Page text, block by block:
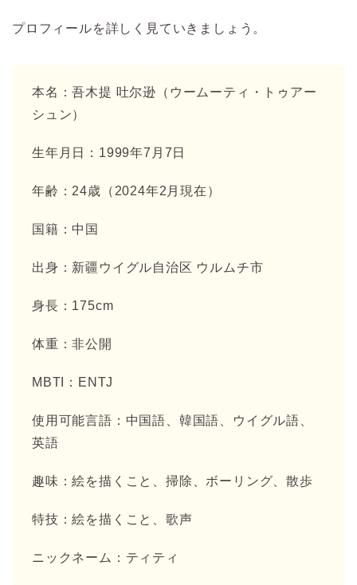
プロフィールを詳しく見ていきましょう。
本名：吾木提 吐尔逊（ウームーティ・トゥアー
シュン）
生年月日：1999年7月7日
年齢：24歳（2024年2月現在）
国籍：中国
出身：新疆ウイグル自治区 ウルムチ市
身長：175cm
体重：非公開
MBTI：ENTJ
使用可能言語：中国語、韓国語、ウイグル語、
英語
趣味：絵を描くこと、掃除、ボーリング、散歩
特技：絵を描くこと、歌声
ニックネーム：ティティ